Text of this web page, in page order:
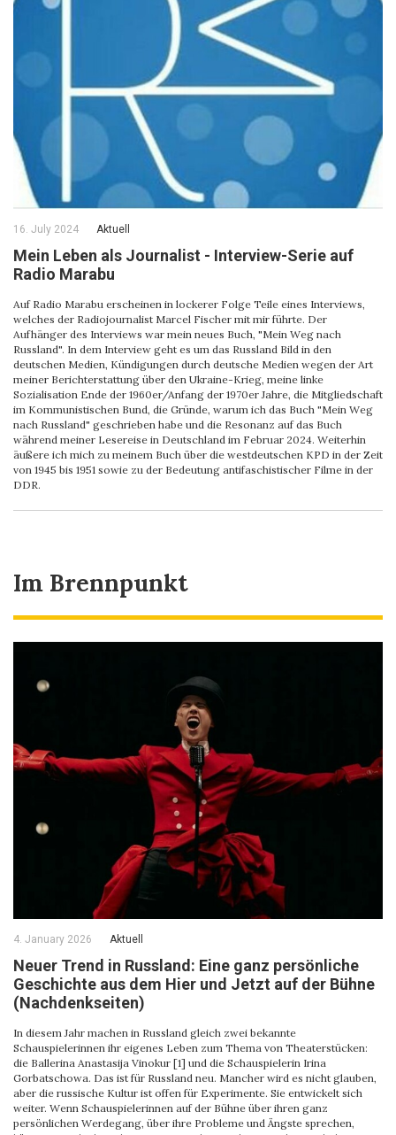
16. July 2024 Aktuell
Mein Leben als Journalist - Interview-Serie auf
Radio Marabu
Auf Radio Marabu erscheinen in lockerer Folge Teile eines Interviews,
welches der Radiojournalist Marcel Fischer mit mir führte. Der
Aufhänger des Interviews war mein neues Buch, "Mein Weg nach
Russland". In dem Interview geht es um das Russland Bild in den
deutschen Medien, Kündigungen durch deutsche Medien wegen der Art
meiner Berichterstattung über den Ukraine-Krieg, meine linke
Sozialisation Ende der 1960er/Anfang der 1970er Jahre, die Mitgliedschaft
im Kommunistischen Bund, die Gründe, warum ich das Buch "Mein Weg
nach Russland" geschrieben habe und die Resonanz auf das Buch
während meiner Lesereise in Deutschland im Februar 2024. Weiterhin
äußere ich mich zu meinem Buch über die westdeutschen KPD in der Zeit
von 1945 bis 1951 sowie zu der Bedeutung antifaschistischer Filme in der
DDR.
Im Brennpunkt
4. January 2026 Aktuell
Neuer Trend in Russland: Eine ganz persönliche
Geschichte aus dem Hier und Jetzt auf der Bühne
(Nachdenkseiten)
In diesem Jahr machen in Russland gleich zwei bekannte
Schauspielerinnen ihr eigenes Leben zum Thema von Theaterstücken:
die Ballerina Anastasija Vinokur [1] und die Schauspielerin Irina
Gorbatschowa. Das ist für Russland neu. Mancher wird es nicht glauben,
aber die russische Kultur ist offen für Experimente. Sie entwickelt sich
weiter. Wenn Schauspielerinnen auf der Bühne über ihren ganz
persönlichen Werdegang, über ihre Probleme und Ängste sprechen,